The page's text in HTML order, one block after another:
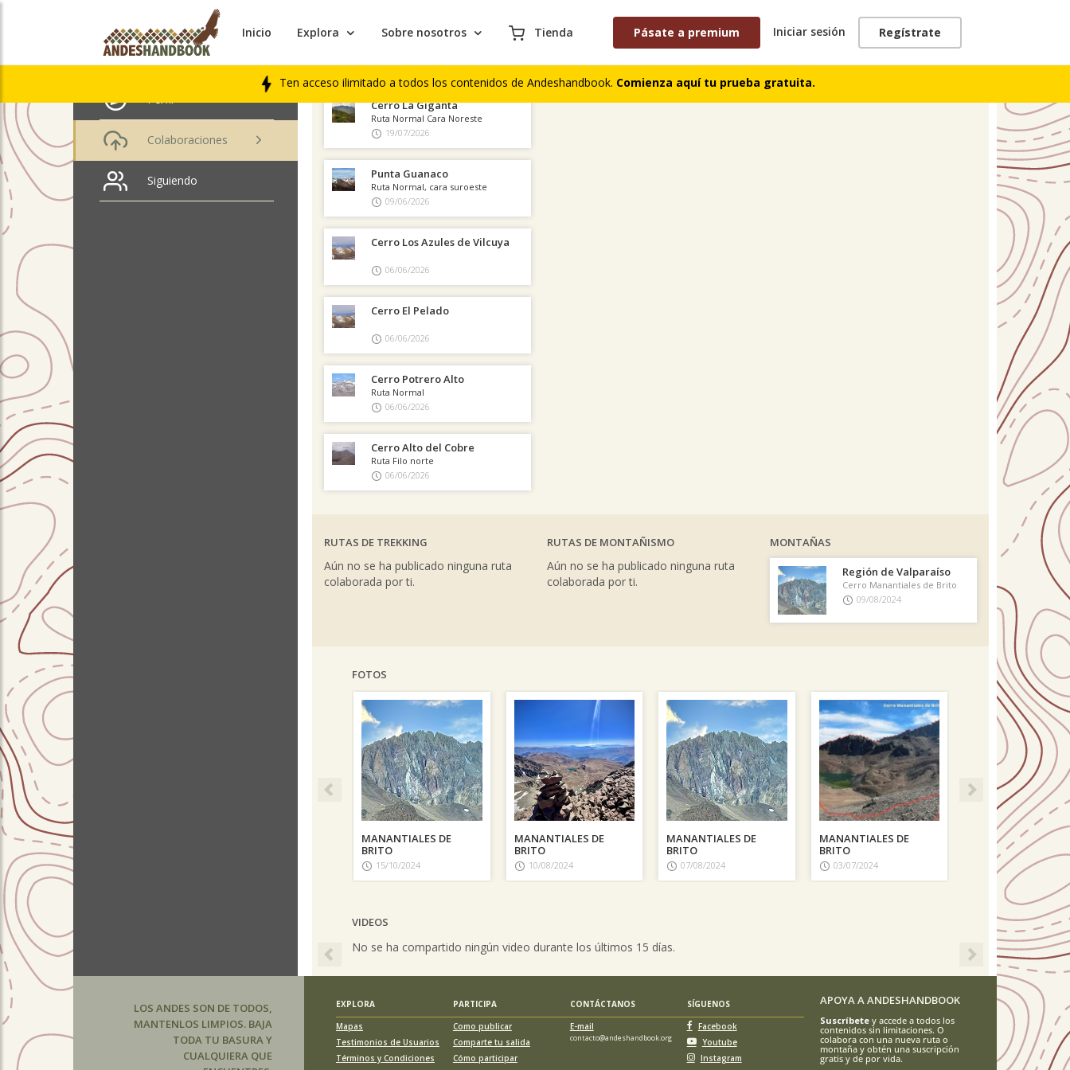
Inicio Explora Sobre nosotros Tienda Pásate a premium Iniciar sesión Regístrate
Ten acceso ilimitado a todos los contenidos de Andeshandbook. Comienza aquí tu prueba gratuita.
José Ahumada
Perfil
Colaboraciones
Siguiendo
ÚLTIMAS COLABORACIONES PUBLICADAS
LIBROS DE CUMBRES
Cerro La Giganta
Ruta Normal Cara Noreste
19/07/2026
Punta Guanaco
Ruta Normal, cara suroeste
09/06/2026
Cerro Los Azules de Vilcuya
06/06/2026
Cerro El Pelado
06/06/2026
Cerro Potrero Alto
Ruta Normal
06/06/2026
Cerro Alto del Cobre
Ruta Filo norte
06/06/2026
COMENTARIOS DE TREKKING TRACKS
RUTAS DE TREKKING
Aún no se ha publicado ninguna ruta
colaborada por ti.
RUTAS DE MONTAÑISMO
Aún no se ha publicado ninguna ruta
colaborada por ti.
MONTAÑAS
Región de Valparaíso
Cerro Manantiales de Brito
09/08/2024
FOTOS
MANANTIALES DE
BRITO
15/10/2024
MANANTIALES DE
BRITO
10/08/2024
MANANTIALES DE
BRITO
07/08/2024
MANANTIALES DE
BRITO
03/07/2024
Previous Next
VIDEOS
No se ha compartido ningún video durante los últimos 15 días.
Previous Next
LOS ANDES SON DE TODOS,
MANTENLOS LIMPIOS. BAJA
TODA TU BASURA Y
CUALQUIERA QUE
EXPLORA PARTICIPA CONTÁCTANOS
SÍGUENOS
Mapas
Testimonios de Usuarios
Términos y Condiciones
Como publicar
Comparte tu salida
Cómo participar
E-mail
contacto@andeshandbook.org
Facebook
Youtube
Instagram
APOYA A ANDESHANDBOOK
Suscríbetey accede a todos los
contenidos sin limitaciones. O
colabora con una nueva ruta o
montaña y obtén una suscripción
gratis y de por vida.